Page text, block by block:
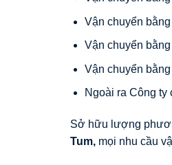
Vận chuyển
Vận chuyển
Vận chuyển
Ngoài ra Công ty
Sở hữu lượng
Tum, mọi nhu cầu